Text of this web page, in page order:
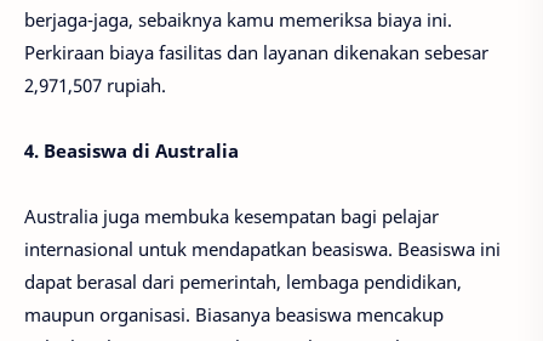
berjaga-jaga, sebaiknya kamu memeriksa biaya ini.
Perkiraan biaya fasilitas dan layanan dikenakan sebesar
2,971,507 rupiah.
4. Beasiswa di Australia
Australia juga membuka kesempatan bagi pelajar
internasional untuk mendapatkan beasiswa. Beasiswa ini
dapat berasal dari pemerintah, lembaga pendidikan,
maupun organisasi. Biasanya beasiswa mencakup